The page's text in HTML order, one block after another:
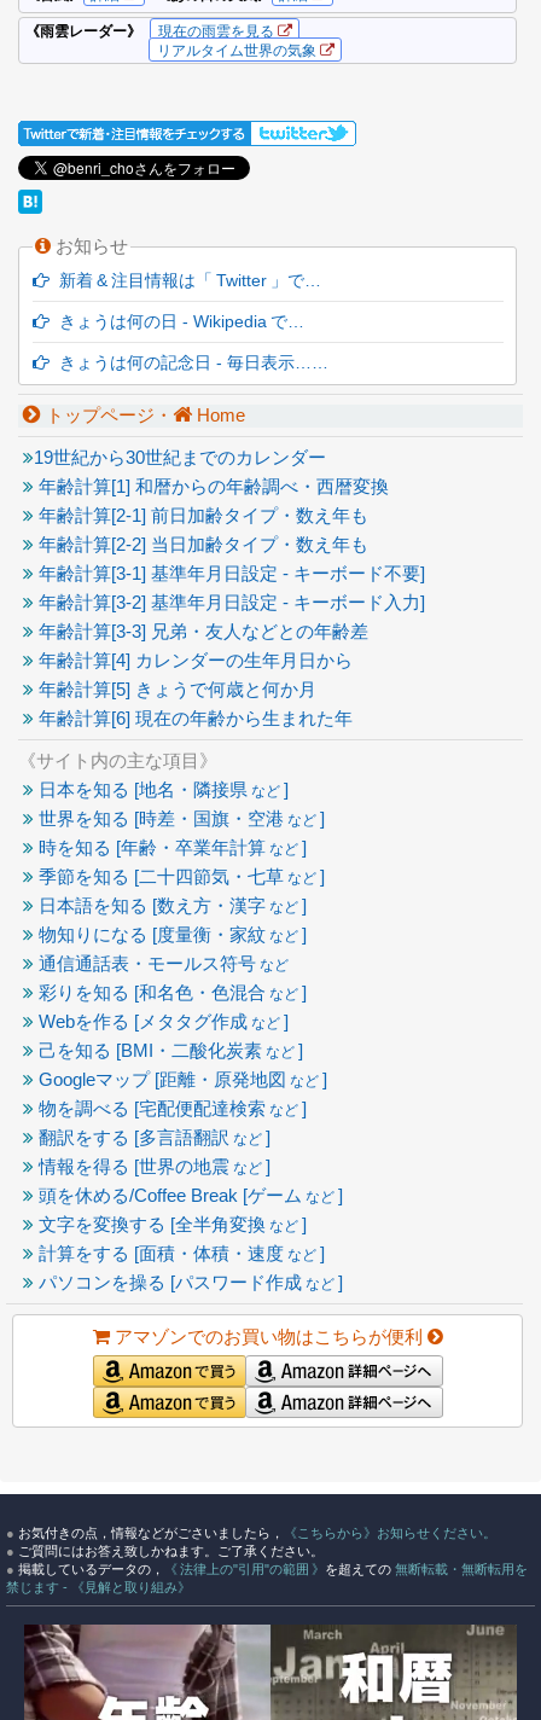
お知らせ
新着 & 注目情報は「 Twitter 」で…
きょうは何の日 - Wikipedia で…
きょうは何の記念日 - 毎日表示……
トップページ・ Home
19世紀から30世紀までのカレンダー
年齢計算[1] 和暦からの年齢調べ・西暦変換
年齢計算[2-1] 前日加齢タイプ・数え年も
年齢計算[2-2] 当日加齢タイプ・数え年も
年齢計算[3-1] 基準年月日設定 - キーボード不要]
年齢計算[3-2] 基準年月日設定 - キーボード入力]
年齢計算[3-3] 兄弟・友人などとの年齢差
年齢計算[4] カレンダーの生年月日から
年齢計算[5] きょうで何歳と何か月
年齢計算[6] 現在の年齢から生まれた年
《サイト内の主な項目》
日本を知る [地名・隣接県 など ]
世界を知る [時差・国旗・空港 など ]
時を知る [年齢・卒業年計算 など ]
季節を知る [二十四節気・七草 など ]
日本語を知る [数え方・漢字 など ]
物知りになる [度量衡・家紋 など ]
通信通話表・モールス符号 など
彩りを知る [和名色・色混合 など ]
Webを作る [メタタグ作成 など ]
己を知る [BMI・二酸化炭素 など ]
Googleマップ [距離・原発地図 など ]
物を調べる [宅配便配達検索 など ]
翻訳をする [多言語翻訳 など ]
情報を得る [世界の地震 など ]
頭を休める/Coffee Break [ゲーム など ]
文字を変換する [全半角変換 など ]
計算をする [面積・体積・速度 など ]
パソコンを操る [パスワード作成 など ]
アマゾンでのお買い物はこちらが便利
● お気付きの点，情報などがごさいましたら，
《こちらから》お知らせください。
● ご質問にはお答え致しかねます。ご了承ください。
● 掲載しているデータの， 《 法律上の"引用"の範囲 》 を超えての 無断転載・無断転用を
禁じます - 《見解と取り組み》